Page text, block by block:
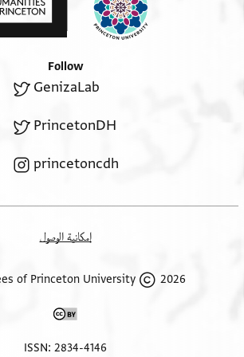
אחמר ואצפר וגירה
תלת מאיה ומ כלע קר[מז
קי ד ונ זי ז.[. . . . . . . .
עלי אלטאך [. . . . . . . . .
וע וחריר בלא עמל כמס
מאיה וע אתמן ענהא אחד
עמל ג וכ דינאר ונצף
ואחד עשר דינאר דראהם וען אבזאר
ד דנאניר ונצף וכרג בלא דהן ארבע
מאיה וס גמלתהא מיה(!) ג וכ דינאר
Follow
GenizaLab
PrincetonDH
princetoncdh
إمكانية الوصول
2026 The Trustees of Princeton University
ISSN: 2834-4146